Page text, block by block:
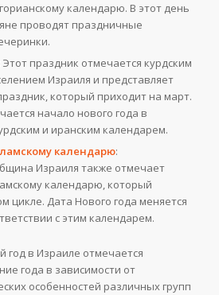
календарю. В этот день
проводят праздничные
Этот праздник отмечается курдским
Израиля и представляет
который приходит на март.
начало нового года в
и иранским календарем.
календарю:
Израиля также отмечает
календарю, который
цикле. Дата Нового года меняется
с этим календарем.
год в Израиле отмечается
года в зависимости от
особенностей различных групп